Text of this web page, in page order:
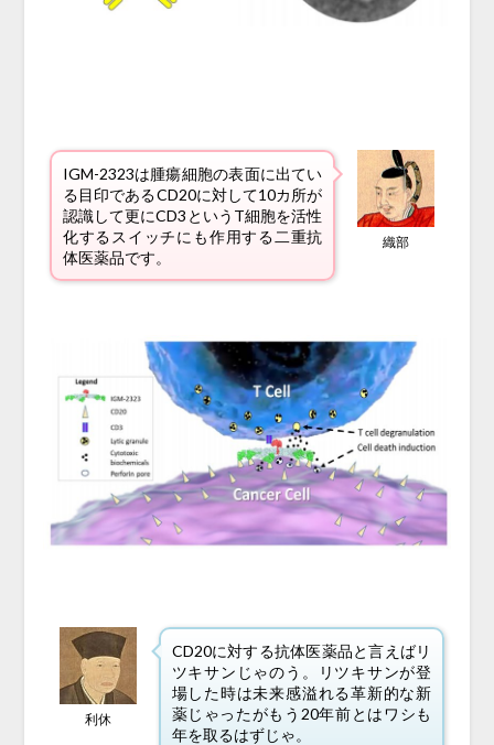
IGM-2323は腫瘍細胞の表面に出てい
る目印であるCD20に対して10カ所が
認識して更にCD3というT細胞を活性
化するスイッチにも作用する二重抗
体医薬品です。
織部
利休
CD20に対する抗体医薬品と言えばリ
ツキサンじゃのう。リツキサンが登
場した時は未来感溢れる革新的な新
薬じゃったがもう20年前とはワシも
年を取るはずじゃ。